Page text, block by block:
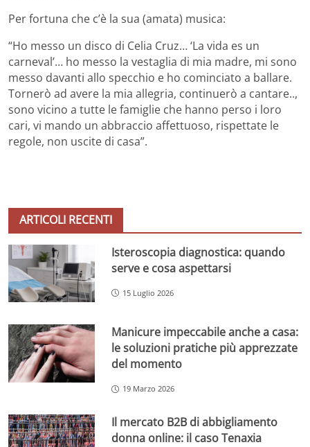
Per fortuna che c’è la sua (amata) musica:
“Ho messo un disco di Celia Cruz… ‘La vida es un
carneval’… ho messo la vestaglia di mia madre, mi sono
messo davanti allo specchio e ho cominciato a ballare.
Tornerò ad avere la mia allegria, continuerò a cantare..,
sono vicino a tutte le famiglie che hanno perso i loro
cari, vi mando un abbraccio affettuoso, rispettate le
regole, non uscite di casa”.
ARTICOLI RECENTI
Isteroscopia diagnostica: quando
serve e cosa aspettarsi
15 Luglio 2026
Manicure impeccabile anche a casa:
le soluzioni pratiche più apprezzate
del momento
19 Marzo 2026
Il mercato B2B di abbigliamento
donna online: il caso Tenaxia